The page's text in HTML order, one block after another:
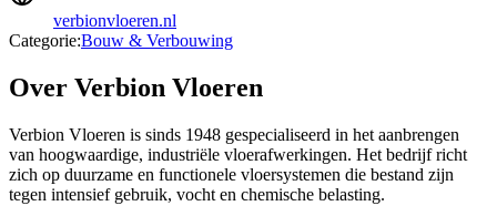
verbionvloeren.nl
Categorie:Bouw & Verbouwing
Over Verbion Vloeren
Verbion Vloeren is sinds 1948 gespecialiseerd in het aanbrengen
van hoogwaardige, industriële vloerafwerkingen. Het bedrijf richt
zich op duurzame en functionele vloersystemen die bestand zijn
tegen intensief gebruik, vocht en chemische belasting.